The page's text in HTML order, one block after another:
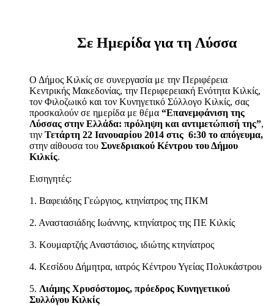
Σε Ημερίδα για τη Λύσσα
Ο Δήμος Κιλκίς σε συνεργασία με την Περιφέρεια
Κεντρικής Μακεδονίας, την Περιφερειακή Ενότητα Κιλκίς,
τον Φιλοζωικό και τον Κυνηγετικό Σύλλογο Κιλκίς, σας
προσκαλούν σε ημερίδα με θέμα “Επανεμφάνιση της
Λύσσας στην Ελλάδα: πρόληψη και αντιμετώπισή της”,
την Τετάρτη 22 Ιανουαρίου 2014 στις 6:30 το απόγευμα,
στην αίθουσα του Συνεδριακού Κέντρου του Δήμου
Κιλκίς.
Εισηγητές:
1. Βαφειάδης Γεώργιος, κτηνίατρος της ΠΚΜ
2. Αναστασιάδης Ιωάννης, κτηνίατρος της ΠΕ Κιλκίς
3. Κουμαρτζής Αναστάσιος, ιδιώτης κτηνίατρος
4. Κεσίδου Δήμητρα, ιατρός Κέντρου Υγείας Πολυκάστρου
5. Λιάμης Χρυσόστομος, πρόεδρος Κυνηγετικού
Συλλόγου Κιλκίς